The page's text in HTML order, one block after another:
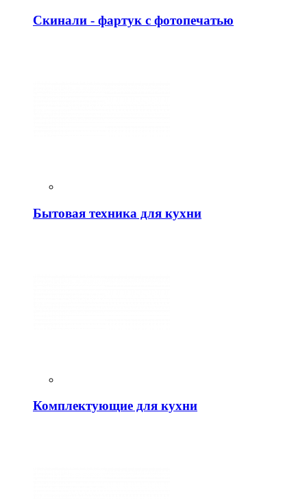
Скинали - фартук с фотопечатью
Бытовая техника для кухни
Комплектующие для кухни